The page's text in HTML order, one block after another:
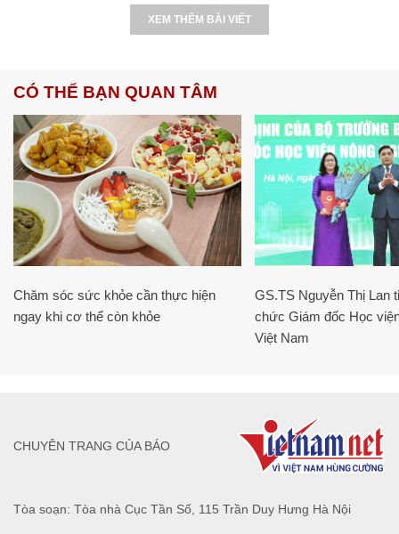
XEM THÊM BÀI VIẾT
CÓ THỂ BẠN QUAN TÂM
Chăm sóc sức khỏe cần thực hiện
ngay khi cơ thể còn khỏe
GS.TS Nguyễn Thị Lan
chức Giám đốc Học
Việt Nam
Tòa soạn: Tòa nhà Cục Tần Số, 115 Trần Duy Hưng Hà Nội
CHUYÊN TRANG CỦA BÁO